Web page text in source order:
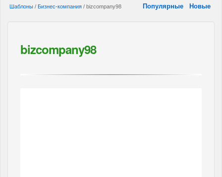
Шаблоны / Бизнес-компания / bizcompany98 Популярные Новые
bizcompany98